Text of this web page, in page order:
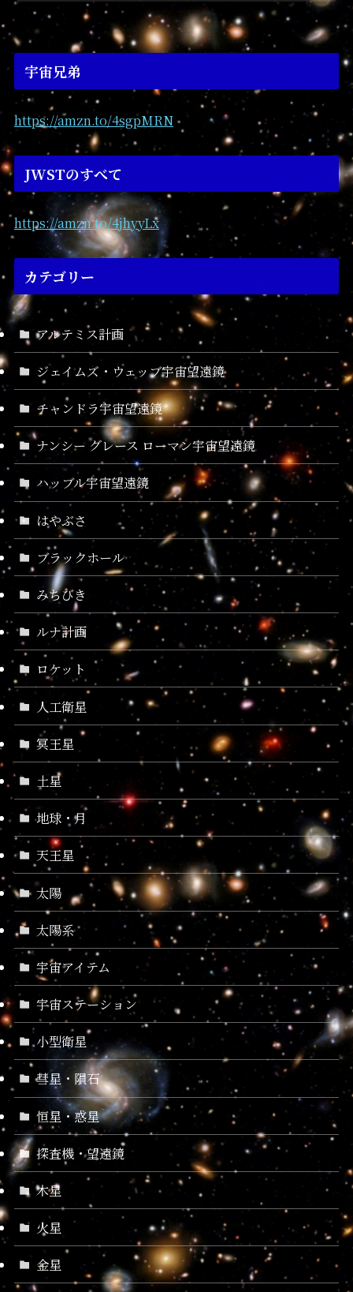
宇宙兄弟
https://amzn.to/4sgpMRN
JWSTのすべて
https://amzn.to/4jhyyLx
カテゴリー
アルテミス計画
ジェイムズ・ウェッブ宇宙望遠鏡
チャンドラ宇宙望遠鏡
ナンシー グレース ローマン宇宙望遠鏡
ハッブル宇宙望遠鏡
はやぶさ
ブラックホール
みちびき
ルナ計画
ロケット
人工衛星
冥王星
土星
地球・月
天王星
太陽
太陽系
宇宙アイテム
宇宙ステーション
小型衛星
彗星・隕石
恒星・惑星
探査機・望遠鏡
木星
火星
金星